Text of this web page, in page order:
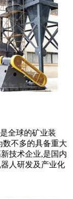
全球的矿业装
不多的具备重大
技术企业,是国内
人研发及产业化